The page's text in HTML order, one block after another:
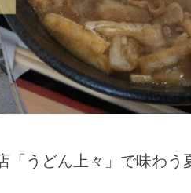
「うどん上々」で味わう